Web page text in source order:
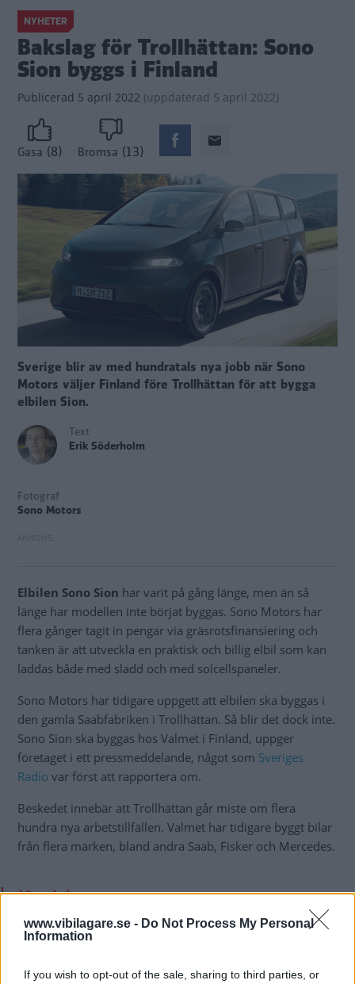
www.vibilagare.se - Do Not Process My Personal
Information
If you wish to opt-out of the sale, sharing to third parties, or
NYHETER
Bakslag för Trollhättan: Sono
Sion byggs i Finland
Publicerad 5 april 2022 (uppdaterad 5 april 2022)
Gasa (8) Bromsa (13)
Sverige blir av med hundratals nya jobb när Sono
Motors väljer Finland före Trollhättan för att bygga
elbilen Sion.
Text
Erik Söderholm
Fotograf
Sono Motors
Elbilen Sono Sion har varit på gång länge, men än så
länge har modellen inte börjat byggas. Sono Motors har
flera gånger tagit in pengar via gräsrotsfinansiering och
tanken är att utveckla en praktisk och billig elbil som kan
laddas både med sladd och med solcellspaneler.
Sono Motors har tidigare uppgett att elbilen ska byggas i
den gamla Saabfabriken i Trollhättan. Så blir det dock inte.
Sono Sion ska byggas hos Valmet i Finland, uppger
företaget i ett pressmeddelande, något som Sveriges
Radio var först att rapportera om.
Beskedet innebär att Trollhättan går miste om flera
hundra nya arbetstillfällen. Valmet har tidigare byggt bilar
från flera märken, bland andra Saab, Fisker och Mercedes.
Läs också
Längre räckvidd i elbilen
som ska byggas i Sverige